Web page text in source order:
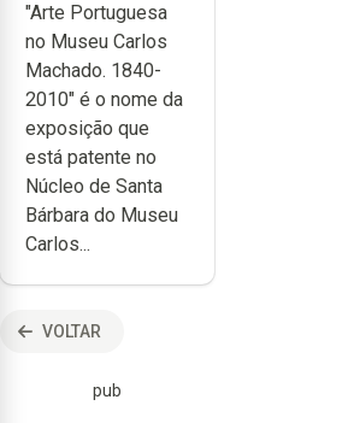
Carlos
Machado
"Arte Portuguesa
no Museu Carlos
Machado. 1840-
2010" é o nome da
exposição que
está patente no
Núcleo de Santa
Bárbara do Museu
Carlos...
VOLTAR
pub